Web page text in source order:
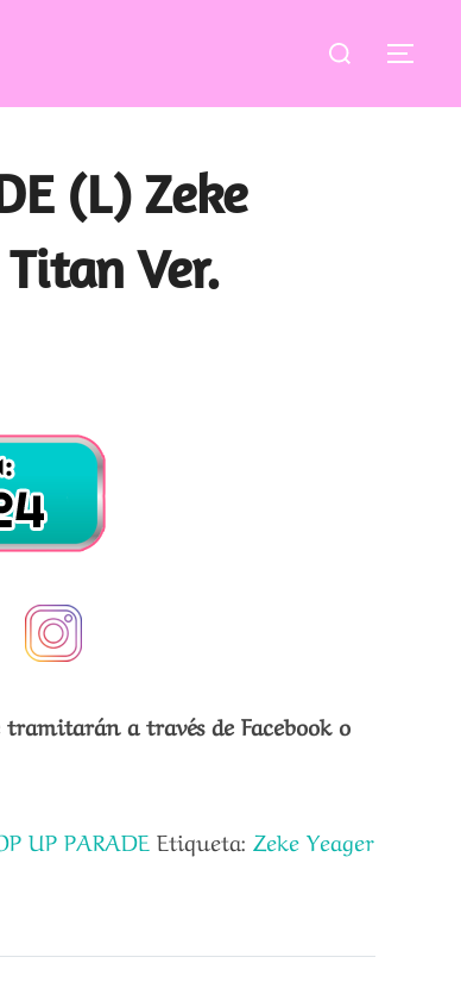
Buscar:
(L) Zeke
Ver.
a través de Facebook o
UP PARADE Etiqueta: Zeke Yeager